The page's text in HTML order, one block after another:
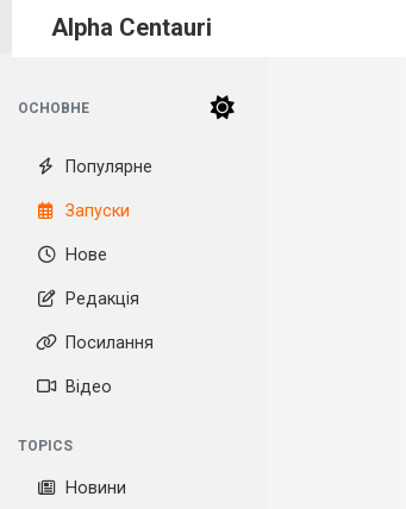
Alpha Centauri
ОСНОВНЕ
Популярне
Запуски
Нове
Редакція
Посилання
Відео
TOPICS
Новини